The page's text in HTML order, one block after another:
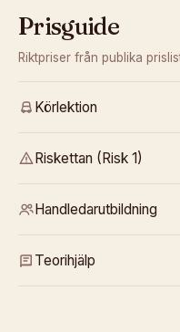
Prisguide
Riktpriser från publika
Körlektion
Riskettan (Risk 1)
Handledarutbildning
Teorihjälp